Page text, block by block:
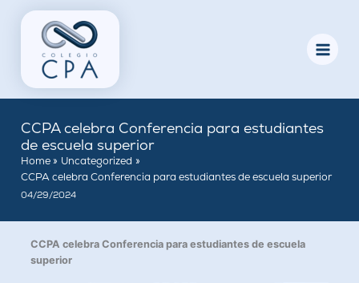
CCPA celebra Conferencia para estudiantes
de escuela superior
Home
Uncategorized
CCPA celebra Conferencia para estudiantes de escuela superior
04/29/2024
CCPA celebra Conferencia para estudiantes de escuela
superior